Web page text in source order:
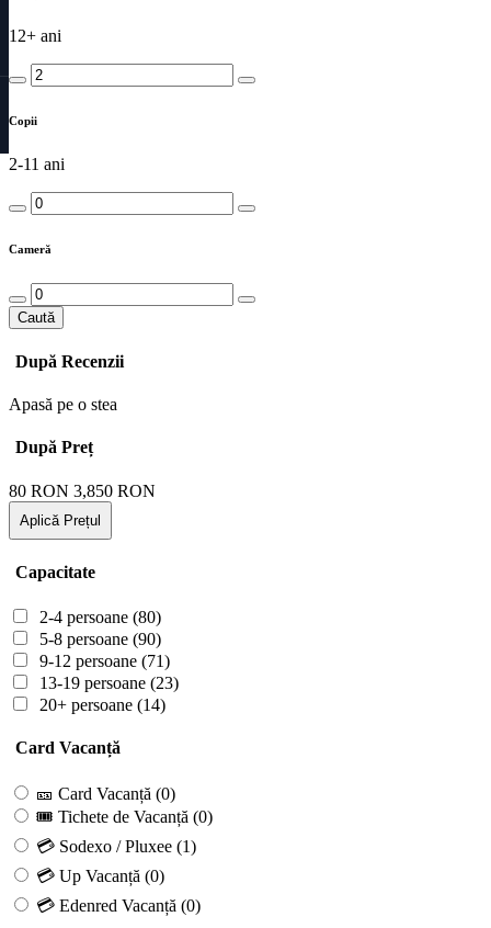
12+ ani
Copii
2-11 ani
Cameră
Caută
După Recenzii
Apasă pe o stea
După Preț
80 RON 3,850 RON
Aplică Prețul
Capacitate
2-4 persoane (80)
5-8 persoane (90)
9-12 persoane (71)
13-19 persoane (23)
20+ persoane (14)
Card Vacanță
🎫 Card Vacanță (0)
🎟 Tichete de Vacanță (0)
💳 Sodexo / Pluxee (1)
💳 Up Vacanță (0)
💳 Edenred Vacanță (0)